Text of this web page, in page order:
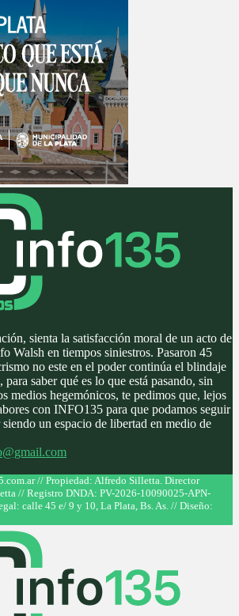
sienta la satisfacción moral de un acto de
Walsh en tiempos siniestros. Pasaron 45
no este en el poder continúa el blindaje
para saber qué es lo que está pasando, sin
medios hegemónicos, te pedimos que, lejos
con INFO135 para que podamos seguir
un espacio de libertad en medio de
// Propiedad: Alfredo Silletta. Director
// Registro DNDA: PV-2026-10090025-APN-
calle 45 e/ 9 y 10, La Plata, Bs. As. // Diseño: